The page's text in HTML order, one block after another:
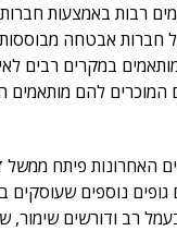
רבות באמצעות
חברות אבטחה
במקרים רבים
המוכרים להם מותאמים
האחרונות פיתח
גופים נוספים שעוסקים
רב ודורשים שימור,